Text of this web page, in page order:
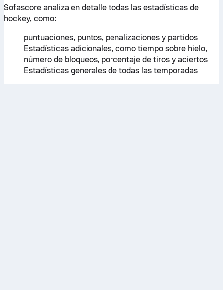
Sofascore analiza en detalle todas las estadísticas de
hockey, como:
puntuaciones, puntos, penalizaciones y partidos
Estadísticas adicionales, como tiempo sobre hielo,
número de bloqueos, porcentaje de tiros y aciertos
Estadísticas generales de todas las temporadas